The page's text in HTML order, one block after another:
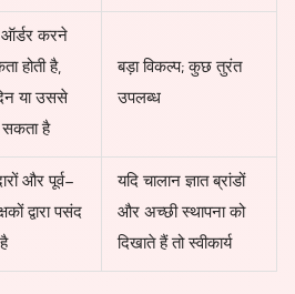
करने
होती है,
या उससे
है
बड़ा विकल्प; कुछ तुरंत
उपलब्ध
और पूर्व-
द्वारा पसंद
यदि चालान ज्ञात ब्रांडों
और अच्छी स्थापना को
दिखाते हैं तो स्वीकार्य